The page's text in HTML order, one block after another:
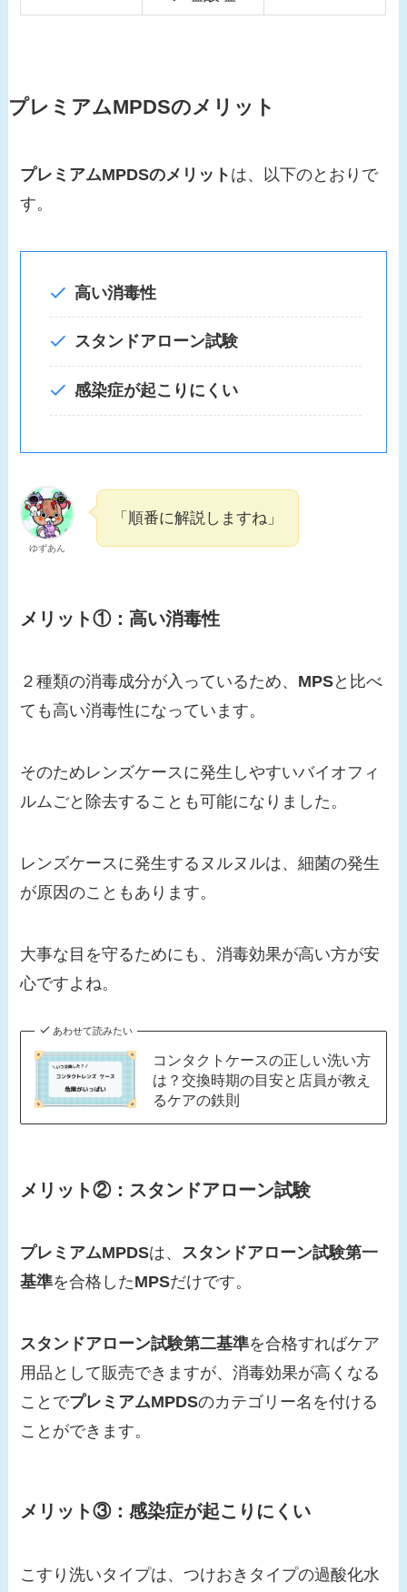
プレミアムMPDSのメリット
プレミアムMPDSのメリット は、以下のとおりで
す。
高い消毒性
スタンドアローン試験
感染症が起こりにくい
ゆずあん
「順番に解説しますね」
メリット①：高い消毒性
２種類の消毒成分が入っているため、 MPSと比べ
ても高い消毒性になっています。
そのためレンズケースに発生しやすいバイオフィ
ルムごと除去することも可能になりました。
レンズケースに発生するヌルヌルは、細菌の発生
が原因のこともあります。
大事な目を守るためにも、消毒効果が高い方が安
心ですよね。
あわせて読みたい
コンタクトケースの正しい洗い方
は？交換時期の目安と店員が教え
るケアの鉄則
メリット②： スタンドアローン試験
プレミアムMPDSは、 スタンドアローン試験第一
基準を合格したMPSだけです。
スタンドアローン試験第二基準を合格すればケア
用品として販売できますが、消毒効果が高くなる
ことでプレミアムMPDSのカテゴリー名を付ける
ことができます。
メリット③：感染症が起こりにくい
こすり洗いタイプは、つけおきタイプの過酸化水